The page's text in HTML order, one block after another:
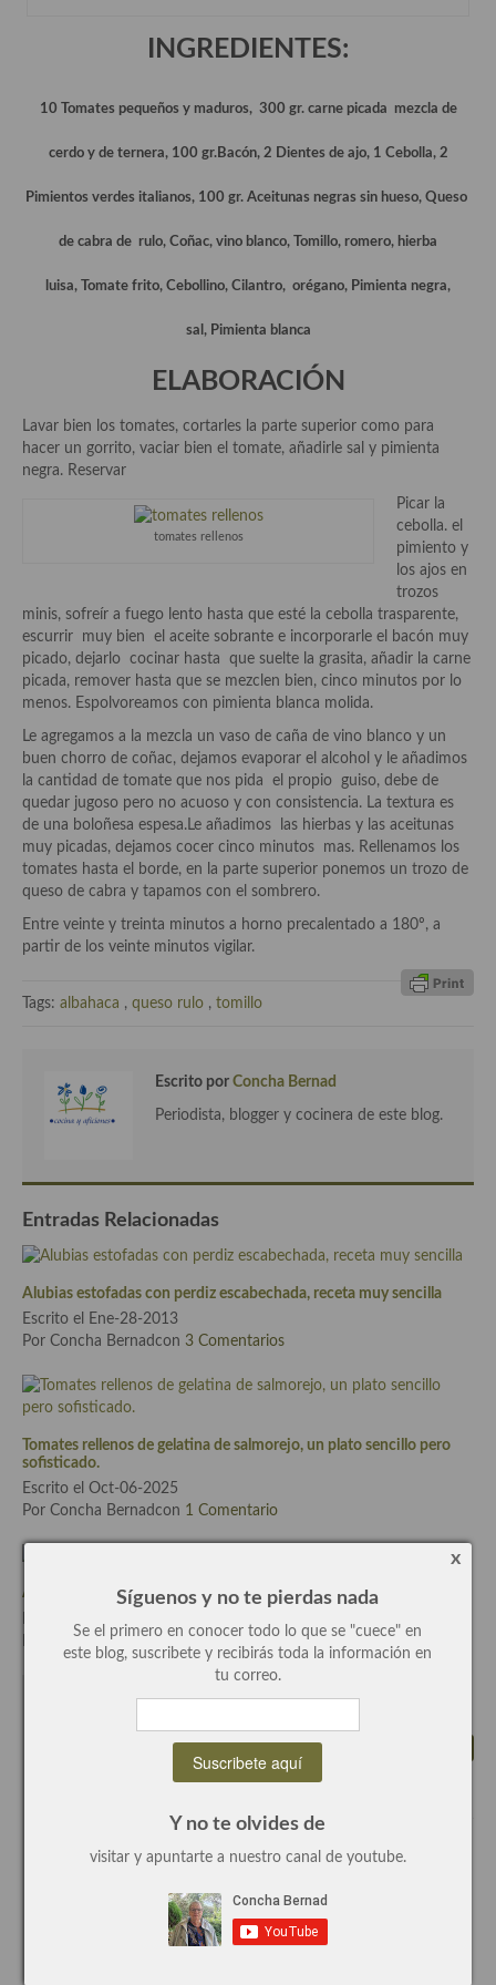
Protocolo y buenas maneras.
Ocio – restaurantes, bares, tabernas
Viajes eno-gastro-turísticos
En El Candelero
Las opiniones de la «Cocinera»
Acompañamientos
Airfryer recetas
Aderezos, salsas, vinagretas, especias, hierbas aromáticas o
Hierbas aromáticas
Aceites
Mojos y pastas
Sales y polvos
Salsas y mojos
Adobos
Aperitivos
Bebidas
Bocadillos, hamburguesas, sándwich, emparedados, tostas y
demás
Ensaladas
Quínoa
Pasta
Arroces Y fideuás
Cuscús
Huevos
Masas elaboradas con harina, pizzas, quiches y demás
Carne
Pescado y Marisco
Recetas de Cuaresma
INGREDIENTES:
10 Tomates pequeños y maduros, 300 gr. carne picada mezcla de
cerdo y de ternera, 100 gr.Bacón, 2 Dientes de ajo, 1 Cebolla, 2
Pimientos verdes italianos, 100 gr. Aceitunas negras sin hueso, Queso
de cabra de rulo, Coñac, vino blanco, Tomillo, romero, hierba
luisa, Tomate frito, Cebollino, Cilantro, orégano, Pimienta negra,
sal, Pimienta blanca
ELABORACIÓN
Lavar bien los tomates, cortarles la parte superior como para
hacer un gorrito, vaciar bien el tomate, añadirle sal y pimienta
negra. Reservar
tomates rellenos
Picar la
cebolla. el
pimiento y
los ajos en
trozos
minis, sofreír a fuego lento hasta que esté la cebolla trasparente,
escurrir muy bien el aceite sobrante e incorporarle el bacón muy
picado, dejarlo cocinar hasta que suelte la grasita, añadir la carne
picada, remover hasta que se mezclen bien, cinco minutos por lo
menos. Espolvoreamos con pimienta blanca molida.
Le agregamos a la mezcla un vaso de caña de vino blanco y un
buen chorro de coñac, dejamos evaporar el alcohol y le añadimos
la cantidad de tomate que nos pida el propio guiso, debe de
quedar jugoso pero no acuoso y con consistencia. La textura es
de una boloñesa espesa.Le añadimos las hierbas y las aceitunas
muy picadas, dejamos cocer cinco minutos mas. Rellenamos los
tomates hasta el borde, en la parte superior ponemos un trozo de
queso de cabra y tapamos con el sombrero.
Entre veinte y treinta minutos a horno precalentado a 180º, a
partir de los veinte minutos vigilar.
Tags: albahaca , queso rulo , tomillo
Escrito por Concha Bernad
Periodista, blogger y cocinera de este blog.
Entradas Relacionadas
Alubias estofadas con perdiz escabechada, receta muy sencilla
Escrito el Ene-28-2013
Por Concha Bernadcon 3 Comentarios
Tomates rellenos de gelatina de salmorejo, un plato sencillo pero
sofisticado.
Escrito el Oct-06-2025
Por Concha Bernadcon 1 Comentario
Arroz meloso con filetes rusos, receta casera y rica.
Por Concha Bernadcon 0 Comentarios
Yeah .. It’s good site, great work.
Deja un comentario
x
Síguenos y no te pierdas nada
Se el primero en conocer todo lo que se "cuece" en
este blog, suscribete y recibirás toda la información en
tu correo.
Y no te olvides de
visitar y apuntarte a nuestro canal de youtube.